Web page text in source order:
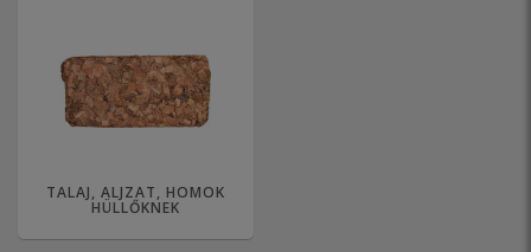
TALAJ, ALJZAT, HOMOK
HÜLLŐKNEK